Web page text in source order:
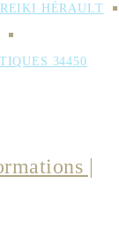
HÉRAULT
34450
|